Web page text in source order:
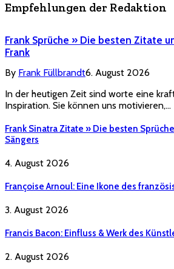
Empfehlungen der Redaktion
Frank Sprüche » Die besten Zitate
Frank
By Frank Füllbrandt6. August 2026
In der heutigen Zeit sind worte eine
Inspiration. Sie können uns motivieren,…
Frank Sinatra Zitate » Die besten
Sängers
4. August 2026
Françoise Arnoul: Eine Ikone des
3. August 2026
Francis Bacon: Einfluss & Werk des
2. August 2026